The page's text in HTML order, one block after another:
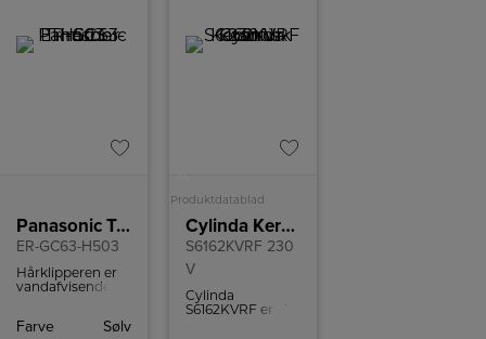
Panasonic Trimmer
ER-GC63-H503
Hårklipperen er
vandafvisende og
rindende vand
Farve
Sølv
Produktdatablad
Cylinda Keramisk komfur
S6162KVRF 230
V
Cylinda
S6162KVRF er et